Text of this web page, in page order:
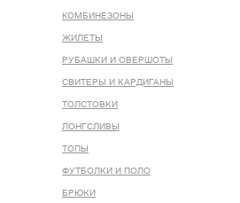
КОМБИНЕЗОНЫ
ЖИЛЕТЫ
РУБАШКИ И ОВЕРШОТЫ
СВИТЕРЫ И КАРДИГАНЫ
ТОЛСТОВКИ
ЛОНГСЛИВЫ
ТОПЫ
ФУТБОЛКИ И ПОЛО
БРЮКИ